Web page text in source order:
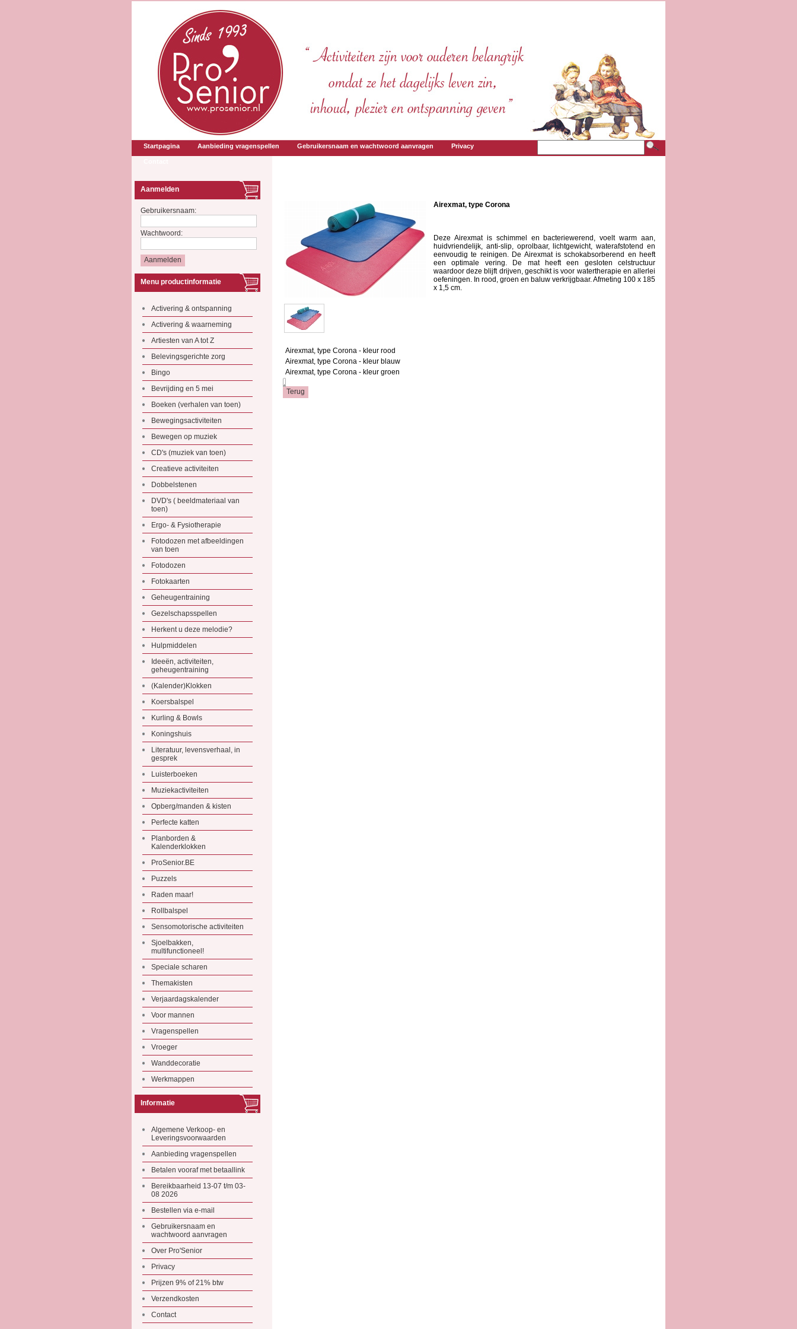
Startpagina Aanbieding vragenspellen Gebruikersnaam en wachtwoord aanvragen Privacy
Aanmelden
Gebruikersnaam:
Wachtwoord:
Menu productinformatie
Activering & ontspanning
Activering & waarneming
Artiesten van A tot Z
Belevingsgerichte zorg
Bingo
Bevrijding en 5 mei
Boeken (verhalen van toen)
Bewegingsactiviteiten
Bewegen op muziek
CD's (muziek van toen)
Creatieve activiteiten
Dobbelstenen
DVD's ( beeldmateriaal van
toen)
Ergo- & Fysiotherapie
Fotodozen met afbeeldingen
van toen
Fotodozen
Fotokaarten
Geheugentraining
Gezelschapsspellen
Herkent u deze melodie?
Hulpmiddelen
Ideeën, activiteiten,
geheugentraining
(Kalender)Klokken
Koersbalspel
Kurling & Bowls
Koningshuis
Literatuur, levensverhaal, in
gesprek
Luisterboeken
Muziekactiviteiten
Opberg/manden & kisten
Perfecte katten
Planborden &
Kalenderklokken
ProSenior.BE
Puzzels
Raden maar!
Rollbalspel
Sensomotorische activiteiten
Sjoelbakken,
multifunctioneel!
Speciale scharen
Themakisten
Verjaardagskalender
Voor mannen
Vragenspellen
Vroeger
Wanddecoratie
Werkmappen
Informatie
Algemene Verkoop- en
Leveringsvoorwaarden
Aanbieding vragenspellen
Betalen vooraf met betaallink
Bereikbaarheid 13-07 t/m 03-
08 2026
Bestellen via e-mail
Gebruikersnaam en
wachtwoord aanvragen
Over Pro'Senior
Privacy
Prijzen 9% of 21% btw
Verzendkosten
Contact
Airexmat, type Corona
Deze Airexmat is schimmel en bacteriewerend, voelt warm aan,
huidvriendelijk, anti-slip, oprolbaar, lichtgewicht, waterafstotend en
eenvoudig te reinigen. De Airexmat is schokabsorberend en heeft
een optimale vering. De mat heeft een gesloten celstructuur
waardoor deze blijft drijven, geschikt is voor watertherapie en allerlei
oefeningen. In rood, groen en baluw verkrijgbaar. Afmeting 100 x 185
x 1,5 cm.
Airexmat, type Corona - kleur rood
Airexmat, type Corona - kleur blauw
Airexmat, type Corona - kleur groen
.